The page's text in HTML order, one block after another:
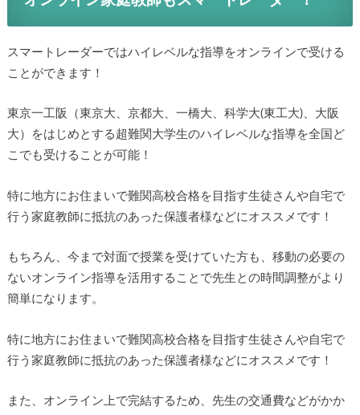
スマートレーダーではハイレベルな指導をオンラインで受ける
ことができます！
東京一工阪（東京大、京都大、一橋大、科学大(東工大)、大阪
大）をはじめとする超難関大学生のハイレベルな指導を全国ど
こでも受けることが可能！
特に地方にお住まいで難関高校合格を目指す生徒さんや自宅で
行う家庭教師に抵抗のあった保護者様などにオススメです！
もちろん、今まで対面で授業を受けていた方も、移動の必要の
ないオンライン指導を活用することで先生との時間調整がより
簡単になります。
特に地方にお住まいで難関高校合格を目指す生徒さんや自宅で
行う家庭教師に抵抗のあった保護者様などにオススメです！
また、オンライン上で完結するため、先生の交通費などがかか